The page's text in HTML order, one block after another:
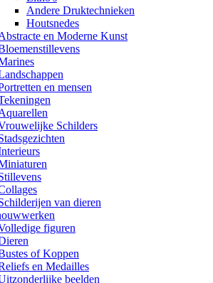
Andere Druktechnieken
Houtsnedes
en Moderne Kunst
en mensen
Schilders
van dieren
figuren
of Koppen
en Medailles
beelden